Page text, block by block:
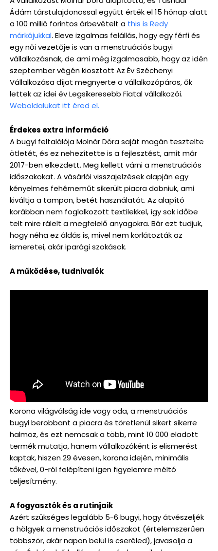
Ádám társtulajdonossal együtt érték el 15 hónap alatt
a 100 millió forintos árbevételt a this is Redy
márkájukkal. Eleve izgalmas felállás, hogy egy férfi és
egy női vezetője is van a menstruációs bugyi
vállalkozásnak, de ami még izgalmasabb, hogy az idén
szeptember végén kiosztott Az Év Széchenyi
Vállalkozása díjat megnyerte a vállalkozópáros, ők
lettek az idei év Legsikeresebb Fiatal vállalkozói.
Weboldalukat itt éred el.
Érdekes extra információ
A bugyi feltalálója Molnár Dóra saját magán tesztelte
ötletét, és ez nehezítette is a fejlesztést, amit már
2017-ben elkezdett. Meg kellett várni a menstruációs
időszakokat. A vásárlói visszajelzések alapján egy
kényelmes fehérneműt sikerült piacra dobniuk, ami
kiváltja a tampon, betét használatát. Az alapító
korábban nem foglalkozott textilekkel, így sok időbe
telt mire rálelt a megfelelő anyagokra. Bár ezt tudjuk,
hogy néha ez áldás is, mivel nem korlátozták az
ismeretei, akár iparági szokások.
A működése, tudnivalók
Korona világválság ide vagy oda, a menstruációs
bugyi berobbant a piacra és töretlenül sikert sikerre
halmoz, és ezt nemcsak a több, mint 10 000 eladott
termék mutatja, hanem vállalkozóként is elismerést
kaptak, hiszen 29 évesen, korona idején, minimális
tőkével, 0-ról felépíteni igen figyelemre méltó
teljesítmény.
A fogyasztók és a rutinjaik
Azért szükséges legalább 5-6 bugyi, hogy átvészeljék
a hölgyek a menstruációs időszakot (értelemszerűen
többször, akár napon belül is cseréled), javasolja a